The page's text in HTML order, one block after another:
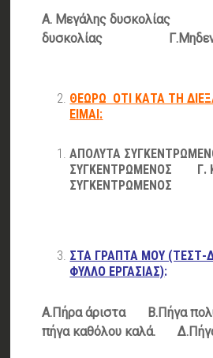
Α. Μεγάλης δυσκολίας
δυσκολίας
ΘΕΩΡΩ ΟΤΙ ΚΑΤΑ ΤΗ
ΕΙΜΑΙ:
AΠΟΛΥΤΑ
ΣΥΓΚΕΝΤΡΩΜΕΝΟΣ Γ.
ΣΥΓΚΕΝΤΡΩΜΕΝΟΣ
ΣΤΑ ΓΡΑΠΤΑ ΜΟΥ (ΤΕΣΤ-
ΦΥΛΛΟ ΕΡΓΑΣΙΑΣ):
Α.Πήρα άριστα Β.Πήγα
πήγα καθόλου καλά.